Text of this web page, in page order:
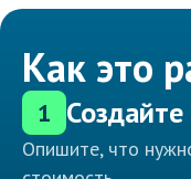
Как это
1
Опишите, что